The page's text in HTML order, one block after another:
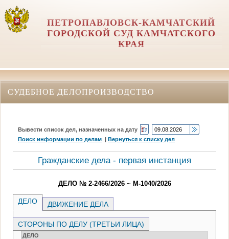
ПЕТРОПАВЛОВСК-КАМЧАТСКИЙ
ГОРОДСКОЙ СУД КАМЧАТСКОГО
КРАЯ
СУДЕБНОЕ ДЕЛОПРОИЗВОДСТВО
Вывести список дел, назначенных на дату
Поиск информации по делам |Вернуться к списку дел
Гражданские дела - первая инстанция
ДЕЛО № 2-2466/2026 ~ М-1040/2026
ДЕЛО ДВИЖЕНИЕ ДЕЛА
СТОРОНЫ ПО ДЕЛУ (ТРЕТЬИ ЛИЦА)
ДЕЛО